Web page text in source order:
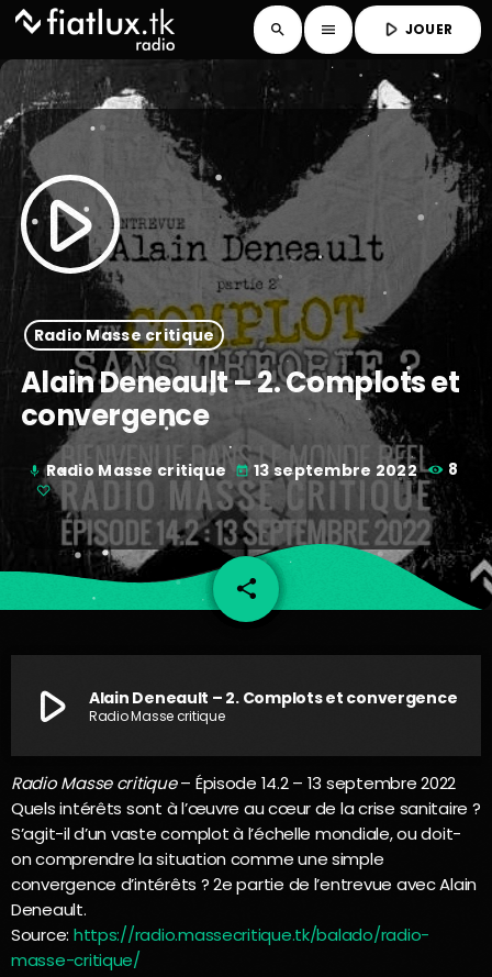
search menu play_arrow JOUER
play_arrow
Radio Masse critique
Alain Deneault – 2. Complots et
convergence
mic Radio Masse critique today 13 septembre 2022 8
share
email
play_arrow Alain Deneault – 2. Complots et convergence
Radio Masse critique
Radio Masse critique– Épisode 14.2 – 13 septembre 2022
Quels intérêts sont à l’œuvre au cœur de la crise sanitaire ?
S’agit-il d’un vaste complot à l’échelle mondiale, ou doit-
on comprendre la situation comme une simple
convergence d’intérêts ? 2e partie de l’entrevue avec Alain
Deneault.
Source: https://radio.massecritique.tk/balado/radio-
masse-critique/